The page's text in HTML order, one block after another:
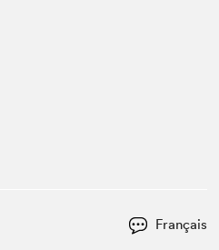
Français